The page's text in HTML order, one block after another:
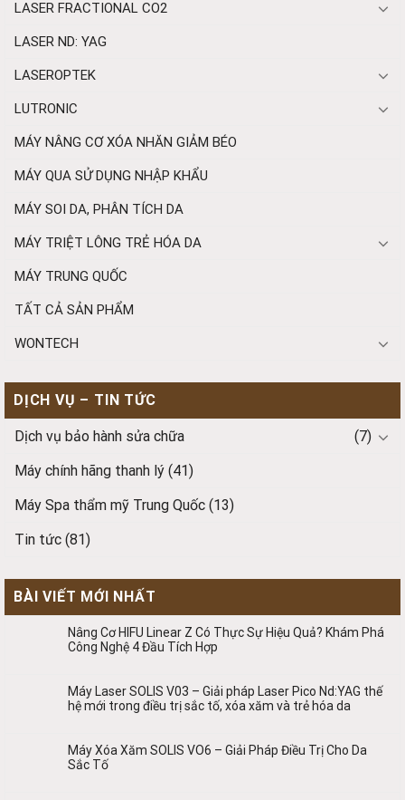
LASER FRACTIONAL CO2
LASER ND: YAG
LASEROPTEK
LUTRONIC
MÁY NÂNG CƠ XÓA NHĂN GIẢM BÉO
MÁY QUA SỬ DỤNG NHẬP KHẨU
MÁY SOI DA, PHÂN TÍCH DA
MÁY TRIỆT LÔNG TRẺ HÓA DA
MÁY TRUNG QUỐC
TẤT CẢ SẢN PHẨM
WONTECH
DỊCH VỤ – TIN TỨC
Dịch vụ bảo hành sửa chữa
(7)
Máy chính hãng thanh lý (41)
Máy Spa thẩm mỹ Trung Quốc (13)
Tin tức (81)
BÀI VIẾT MỚI NHẤT
Nâng Cơ HIFU Linear Z Có Thực Sự Hiệu Quả? Khám Phá
Công Nghệ 4 Đầu Tích Hợp
Máy Laser SOLIS V03 – Giải pháp Laser Pico Nd:YAG thế
hệ mới trong điều trị sắc tố, xóa xăm và trẻ hóa da
Máy Xóa Xăm SOLIS VO6 – Giải Pháp Điều Trị Cho Da
Sắc Tố